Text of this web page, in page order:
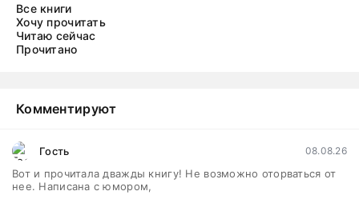
Все книги
Хочу прочитать
Читаю сейчас
Прочитано
Комментируют
Гость 08.08.26
Вот и прочитала дважды книгу! Не возможно оторваться от
нее. Написана с юмором,